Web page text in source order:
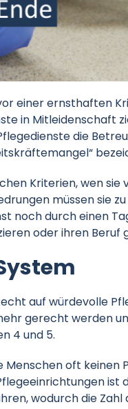
einer ernsthaften
in Mitleidenschaft
die
Kriterien, wen
müssen
noch durch einen
oder ihren Beruf
auf würdevolle
gerecht werden
4 und 5.
oft
wodurch die